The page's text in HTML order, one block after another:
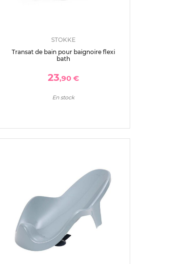
STOKKE
Transat de bain pour baignoire flexi
bath
23,90 €
En stock